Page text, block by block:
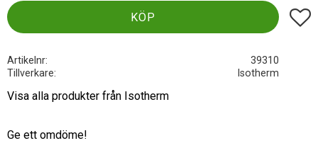
KÖP Lägg
Artikelnr
39310
Tillverkare
Isotherm
Visa alla produkter från Isotherm
Ge ett omdöme!